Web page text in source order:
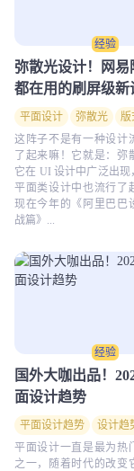
经验
弥散光设计！网易
都在用的刷屏级新
平面设计 弥散光
版
这阵子不是有一种设计
了起来嘛！它就是：弥
它在 UI 设计中广泛出现
平面类设计中也流行了
现在今年的《阿里巴巴
战篇》...
经验
国外大咖出品！
面设计趋势
平面设计趋势
设计趋
平面设计一直是最为热
之一，随着时代的改变